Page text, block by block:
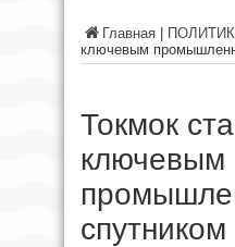
Главная
ключевым
Токмок
ключевым